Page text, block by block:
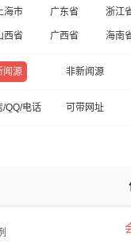
海市 广东省 浙江
西省 广西省 海南
闻源 非新闻源
/QQ/电话 可带网址